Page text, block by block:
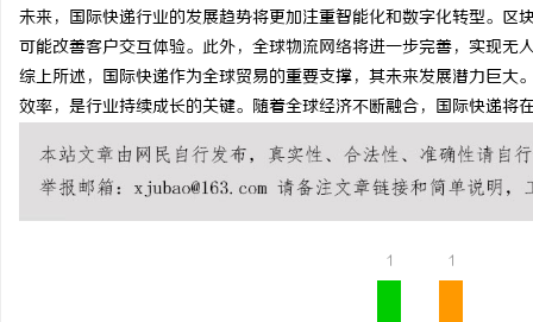
未来，国际快递行业的发展趋势将更加注重智能化和数字化转型。
可能改善客户交互体验。此外，全球物流网络将进一步完善，实现
综上所述，国际快递作为全球贸易的重要支撑，其未来发展潜力巨
效率，是行业持续成长的关键。随着全球经济不断融合，国际快递将
1 1